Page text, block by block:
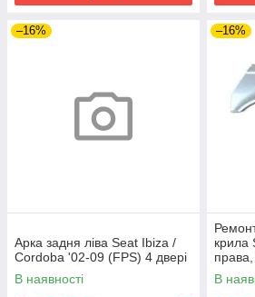
–16%
Арка задня ліва Seat Ibiza /
Cordoba '02-09 (FPS) 4 двері
В наявності
–16%
крила
В